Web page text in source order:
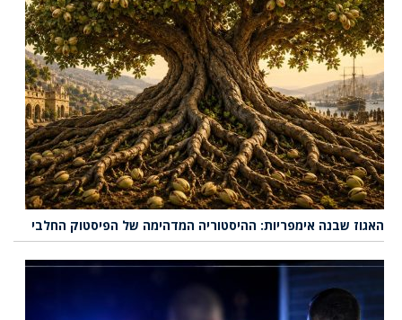
האגוז שבנה אימפריות: ההיסטוריה המדהימה של הפיסטוק החלבי